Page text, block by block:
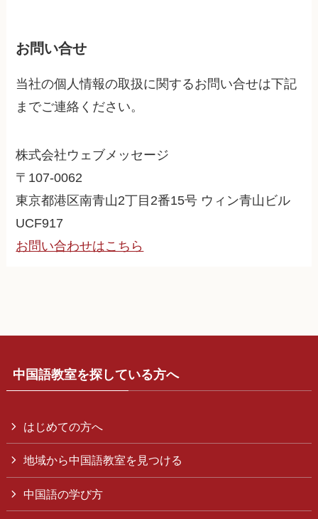
お問い合せ
当社の個人情報の取扱に関するお問い合せは下記
までご連絡ください。
株式会社ウェブメッセージ
〒107-0062
東京都港区南青山2丁目2番15号 ウィン青山ビル
UCF917
お問い合わせはこちら
中国語教室を探している方へ
はじめての方へ
地域から中国語教室を見つける
中国語の学び方